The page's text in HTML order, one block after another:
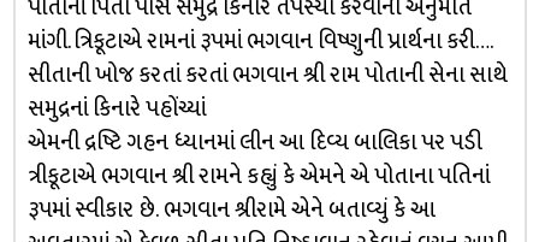
પોતાનાં પિતા પાસે સમુદ્ર કિનારે તપસ્યા કરવાની અનુમતિ
માંગી. ત્રિકૂટાએ રામનાં રૂપમાં ભગવાન વિષ્ણુની પ્રાર્થના કરી….
સીતાની ખોજ કરતાં કરતાં ભગવાન શ્રી રામ પોતાની સેના સાથે
સમુદ્રનાં કિનારે પહોંચ્યાં
એમની દ્રષ્ટિ ગહન ધ્યાનમાં લીન આ દિવ્ય બાલિકા પર પડી
ત્રીકૂટાએ ભગવાન શ્રી રામને કહ્યું કે એમને એ પોતાના પતિનાં
રૂપમાં સ્વીકાર છે. ભગવાન શ્રીરામે એને બતાવ્યું કે આ